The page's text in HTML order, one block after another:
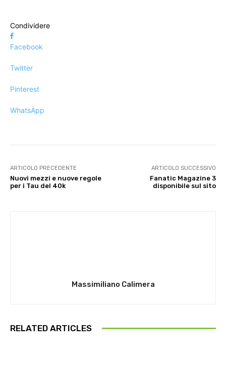
Condividere
Facebook
Twitter
Pinterest
WhatsApp
ARTICOLO PRECEDENTE
Nuovi mezzi e nuove regole
per i Tau del 40k
ARTICOLO SUCCESSIVO
Fanatic Magazine 3
disponibile sul sito
Massimiliano Calimera
RELATED ARTICLES